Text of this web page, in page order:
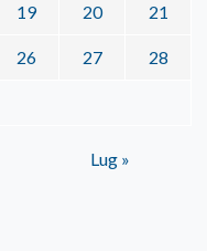
19 20 21
26 27 28
Lug »